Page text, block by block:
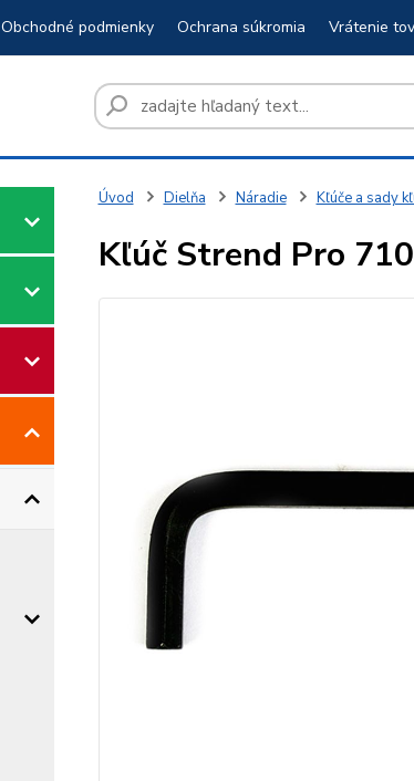
Obchodné podmienky Ochrana súkromia Vrátenie
Úvod Dielňa Náradie Kľúče a sady
Kľúč Strend Pro